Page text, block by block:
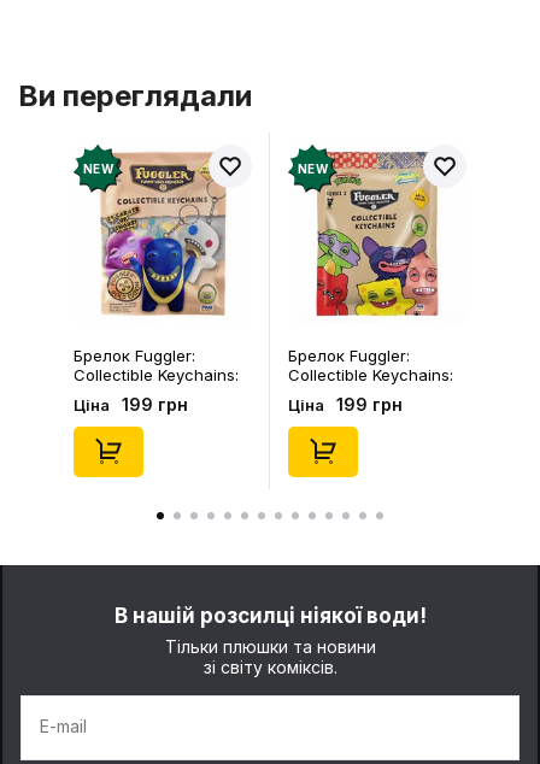
Ви переглядали
NEW
Брелок Fuggler:
Collectible Keychains:
Series 2 (Blind Box: 1 з
46), (15475)
Ціна 199 грн
NEW
Шкарпетки Noskar:
Шкарпетки Noskar:
Пацюки: «Ля Ти
Криса» (короткі) (р.
41-46), (91679)
Ціна 125 грн
В нашій розсилці ніякої води!
Тільки плюшки та новини
зі світу коміксів.
E-mail